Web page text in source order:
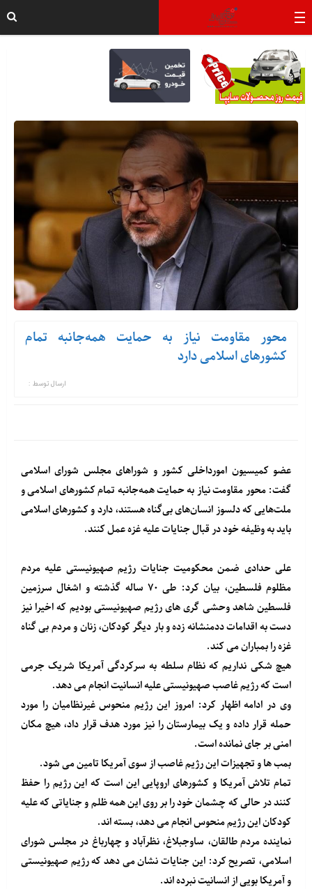
محور مقاومت نیاز به حمایت همه‌جانبه تمام
کشورهای اسلامی دارد
ارسال توسط :
عضو کمیسیون امورداخلی کشور و شوراهای مجلس شورای اسلامی
گفت: محور مقاومت نیاز به حمایت همه‌جانبه تمام کشورهای اسلامی و
ملت‌هایی که دلسوز انسان‌های بی‌گناه هستند، دارد و کشورهای اسلامی
باید به وظیفه خود در قبال جنایات علیه غزه عمل کنند.
علی حدادی ضمن محکومیت جنایات رژیم صهیونیستی علیه مردم
مظلوم فلسطین، بیان کرد: طی ۷۰ ساله گذشته و اشغال سرزمین
فلسطین شاهد وحشی گری های رژیم صهیونیستی بودیم که اخیرا نیز
دست به اقدامات ددمنشانه زده و بار دیگر کودکان، زنان و مردم بی گناه
غزه را بمباران می کند.
هیچ شکی نداریم که نظام سلطه به سرکردگی آمریکا شریک جرمی
است که رژیم غاصب صهیونیستی علیه انسانیت انجام می دهد.
وی در ادامه اظهار کرد: امروز این رژیم منحوس غیرنظامیان را مورد
حمله قرار داده و یک بیمارستان را نیز مورد هدف قرار داد، هیچ مکان
امنی بر جای نمانده است.
بمب ها و تجهیزات این رژیم غاصب از سوی آمریکا تامین می شود.
تمام تلاش آمریکا و کشورهای اروپایی این است که این رژیم را حفظ
کنند در حالی که چشمان خود را بر روی این همه ظلم و جنایاتی که علیه
کودکان این رژیم منحوس انجام می دهد، بسته اند.
نماینده مردم طالقان، ساوجبلاغ، نظرآباد و چهارباغ در مجلس شورای
اسلامی، تصریح کرد: این جنایات نشان می دهد که رژیم صهیونیستی
و آمریکا بویی از انسانیت نبرده اند.